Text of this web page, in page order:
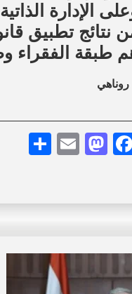
الإدارة
نتائج تطبيق
طبقة الفقراء
Facebook
Email